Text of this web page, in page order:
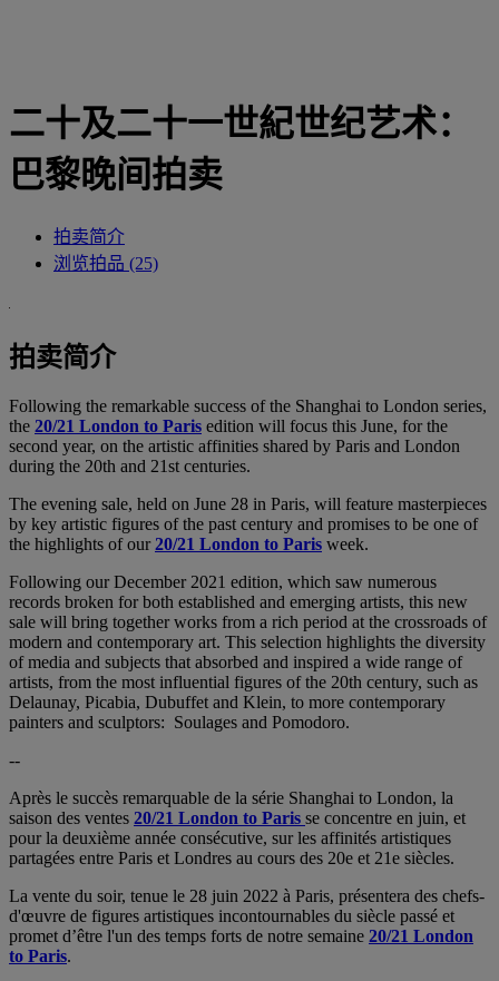
二十及二十一世紀世纪艺术：
巴黎晚间拍卖
拍卖简介
浏览拍品 (25)
拍卖简介
Following the remarkable success of the Shanghai to London series,
the 20/21 London to Paris edition will focus this June, for the
second year, on the artistic affinities shared by Paris and London
during the 20th and 21st centuries.
The evening sale, held on June 28 in Paris, will feature masterpieces
by key artistic figures of the past century and promises to be one of
the highlights of our20/21 London to Paris week.
Following our December 2021 edition, which saw numerous
records broken for both established and emerging artists, this new
sale will bring together works from a rich period at the crossroads of
modern and contemporary art. This selection highlights the diversity
of media and subjects that absorbed and inspired a wide range of
artists, from the most influential figures of the 20th century, such as
Delaunay, Picabia, Dubuffet and Klein, to more contemporary
painters and sculptors: Soulages and Pomodoro.
--
Après le succès remarquable de la série Shanghai to London, la
saison des ventes 20/21 London to Paris se concentre en juin, et
pour la deuxième année consécutive, sur les affinités artistiques
partagées entre Paris et Londres au cours des 20e et 21e siècles.
La vente du soir, tenue le 28 juin 2022 à Paris, présentera des chefs-
d'œuvre de figures artistiques incontournables du siècle passé et
promet d’être l'un des temps forts de notre semaine 20/21 London
to Paris.